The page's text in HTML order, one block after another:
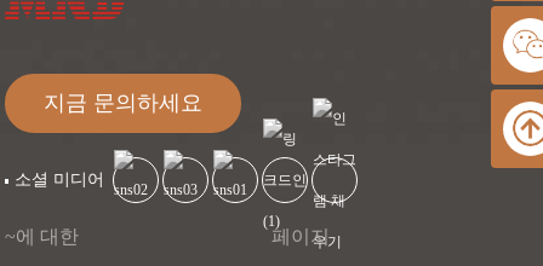
지금 문의하세요
소셜 미디어
~에 대한 페이지